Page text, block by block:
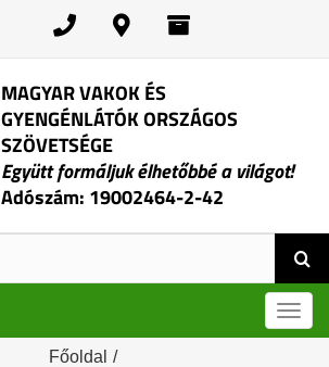
MAGYAR VAKOK ÉS
GYENGÉNLÁTÓK ORSZÁGOS
SZÖVETSÉGE
Együtt formáljuk élhetőbbé a világot!
Adószám: 19002464-2-42
Főoldal /